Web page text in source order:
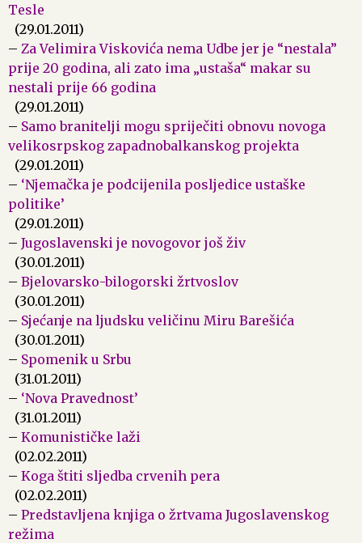
Tesle
(29.01.2011)
– Za Velimira Viskovića nema Udbe jer je “nestala”
prije 20 godina, ali zato ima „ustaša“ makar su
nestali prije 66 godina
(29.01.2011)
– Samo branitelji mogu spriječiti obnovu novoga
velikosrpskog zapadnobalkanskog projekta
(29.01.2011)
– ‘Njemačka je podcijenila posljedice ustaške
politike’
(29.01.2011)
– Jugoslavenski je novogovor još živ
(30.01.2011)
– Bjelovarsko-bilogorski žrtvoslov
(30.01.2011)
– Sjećanje na ljudsku veličinu Miru Barešića
(30.01.2011)
– Spomenik u Srbu
(31.01.2011)
– ‘Nova Pravednost’
(31.01.2011)
– Komunističke laži
(02.02.2011)
– Koga štiti sljedba crvenih pera
(02.02.2011)
– Predstavljena knjiga o žrtvama Jugoslavenskog
režima